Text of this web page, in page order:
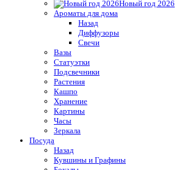
Новый год 2026
Ароматы для дома
Назад
Диффузоры
Свечи
Вазы
Статуэтки
Подсвечники
Растения
Кашпо
Хранение
Картины
Часы
Зеркала
Посуда
Назад
Кувшины и Графины